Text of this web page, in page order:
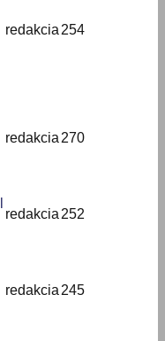
redakcia 254
redakcia 270
redakcia 252
redakcia 245